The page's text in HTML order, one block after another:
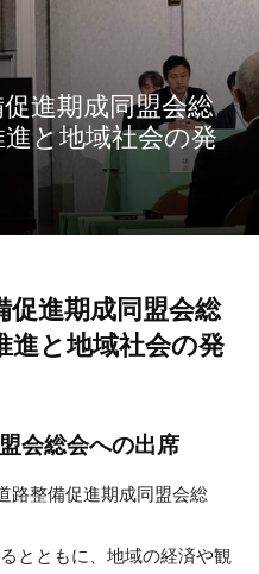
進期成同盟会総
と地域社会の発
促進期成同盟会総
進と地域社会の発
会総会への出席
路整備促進期成同盟会総
とともに、地域の経済や観